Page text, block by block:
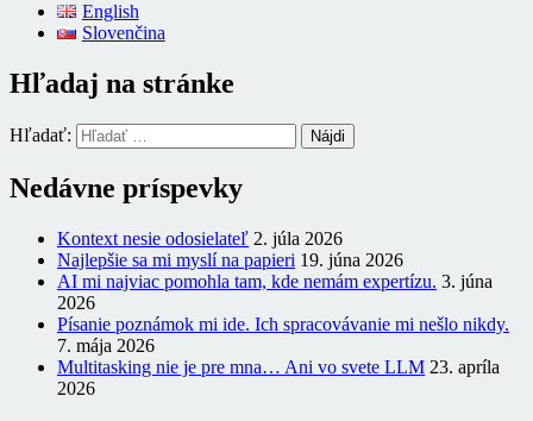
English
Slovenčina
Hľadaj na stránke
Hľadať:
Nedávne príspevky
Kontext nesie odosielateľ 2. júla 2026
Najlepšie sa mi myslí na papieri 19. júna 2026
AI mi najviac pomohla tam, kde nemám expertízu. 3. júna
2026
Písanie poznámok mi ide. Ich spracovávanie mi nešlo nikdy.
7. mája 2026
Multitasking nie je pre mna… Ani vo svete LLM 23. apríla
2026